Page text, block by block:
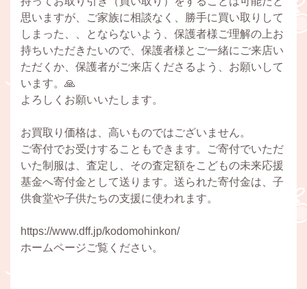
思いますが、ご家族に相談なく、勝手に買い取りして
しまった、、とならないよう、保護者様ご理解の上お
持ちいただきたいので、保護者様とご一緒にご来店い
ただくか、保護者がご来店くださるよう、お願いして
います。🙏
よろしくお願いいたします。
お買取り価格は、高いものではございません。
ご寄付でお受けすることもできます。ご寄付でいただ
いた制服は、査定し、その査定額をこどもの未来応援
基金へ寄付金として送ります。送られた寄付金は、子
供食堂や子供たちの支援に使われます。
https://www.dff.jp/kodomohinkon/
ホームページご覧ください。